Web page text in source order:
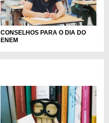
CONSELHOS PARA O DIA DO
ENEM